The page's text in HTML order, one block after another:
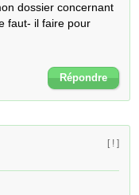
dossier concernant
faut- il faire pour
Répondre
[ ! ]